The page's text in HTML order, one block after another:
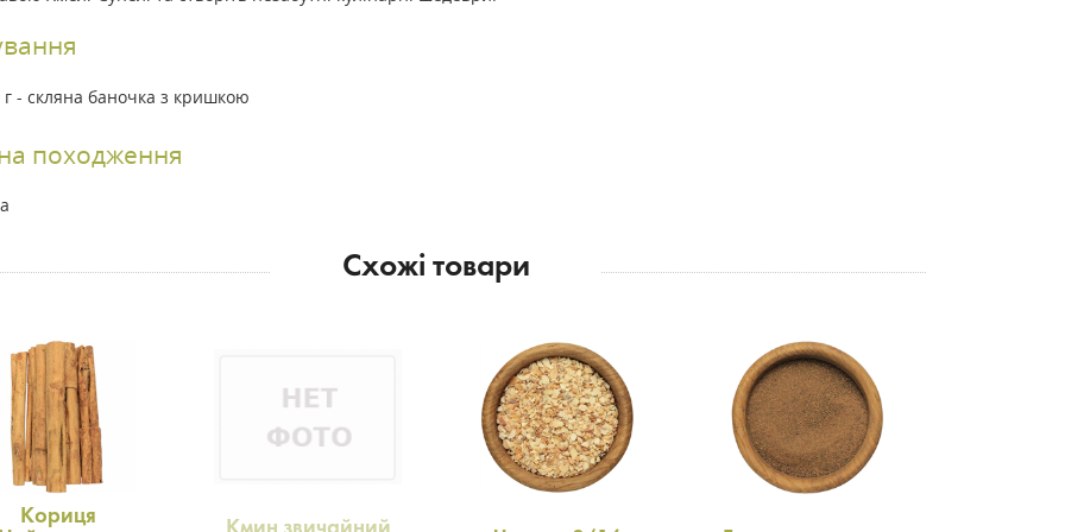
г - скляна баночка з кришкою
походження
Схожі товари
Кориця